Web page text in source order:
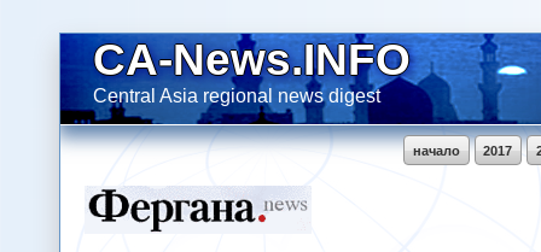
CA-News.INFO
Central Asia regional news digest
2017
начало